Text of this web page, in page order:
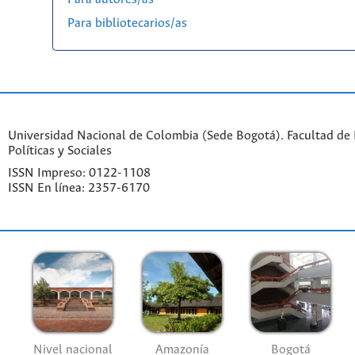
Para bibliotecarios/as
Universidad Nacional de Colombia (Sede Bogotá). Facultad de
Políticas y Sociales
ISSN Impreso: 0122-1108
ISSN En línea: 2357-6170
Nivel nacional Amazonía Bogotá